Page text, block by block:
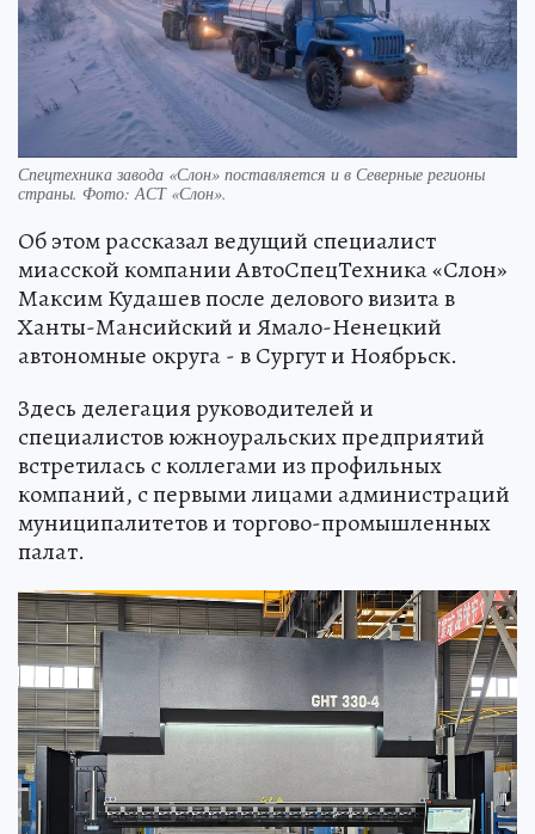
Спецтехника завода «Слон» поставляется и в Северные регионы
страны. Фото: АСТ «Слон».
Об этом рассказал ведущий специалист
миасской компании АвтоСпецТехника «Слон»
Максим Кудашев после делового визита в
Ханты-Мансийский и Ямало-Ненецкий
автономные округа - в Сургут и Ноябрьск.
Здесь делегация руководителей и
специалистов южноуральских предприятий
встретилась с коллегами из профильных
компаний, с первыми лицами администраций
муниципалитетов и торгово-промышленных
палат.